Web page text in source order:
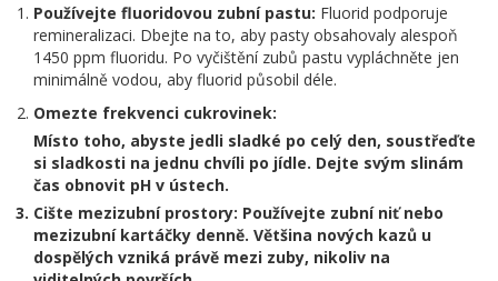
Používejte fluoridovou zubní pastu: Fluorid podporuje
remineralizaci. Dbejte na to, aby pasty obsahovaly alespoň
1450 ppm fluoridu. Po vyčištění zubů pastu vypláchněte jen
minimálně vodou, aby fluorid působil déle.
Omezte frekvenci cukrovinek:
Místo toho, abyste jedli sladké po celý den, soustřeďte
si sladkosti na jednu chvíli po jídle. Dejte svým slinám
čas obnovit pH v ústech.
Cište mezizubní prostory: Používejte zubní niť nebo
mezizubní kartáčky denně. Většina nových kazů u
dospělých vzniká právě mezi zuby, nikoliv na